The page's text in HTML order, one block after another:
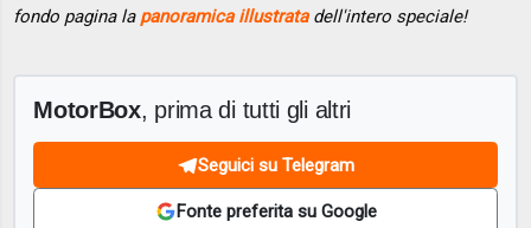
fondo pagina la panoramica illustratadell'intero speciale!
MotorBox, prima di tutti gli altri
Seguici su Telegram
Fonte preferita su Google